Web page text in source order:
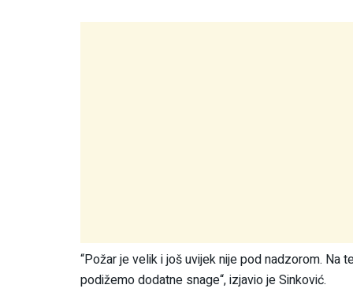
“Požar je velik i još uvijek nije pod nadzorom. Na
podižemo dodatne snage“, izjavio je Sinković.